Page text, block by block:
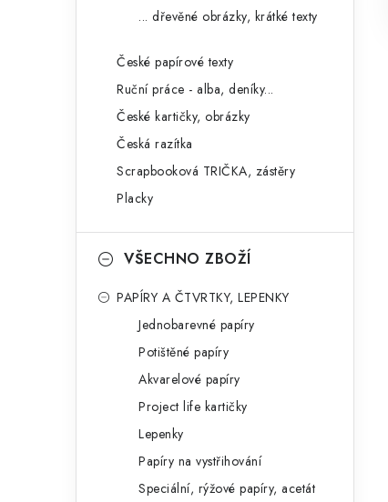
... dřevěné obrázky, krátké texty
České papírové texty
Ruční práce - alba, deníky...
České kartičky, obrázky
Česká razítka
Scrapbooková TRIČKA, zástěry
Placky
VŠECHNO ZBOŽÍ
PAPÍRY A ČTVRTKY, LEPENKY
Jednobarevné papíry
Potištěné papíry
Akvarelové papíry
Project life kartičky
Lepenky
Papíry na vystřihování
Speciální, rýžové papíry, acetát